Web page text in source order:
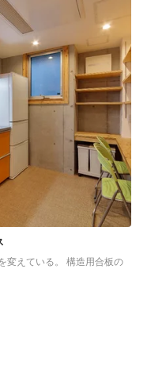
変えている。 構造用合板の